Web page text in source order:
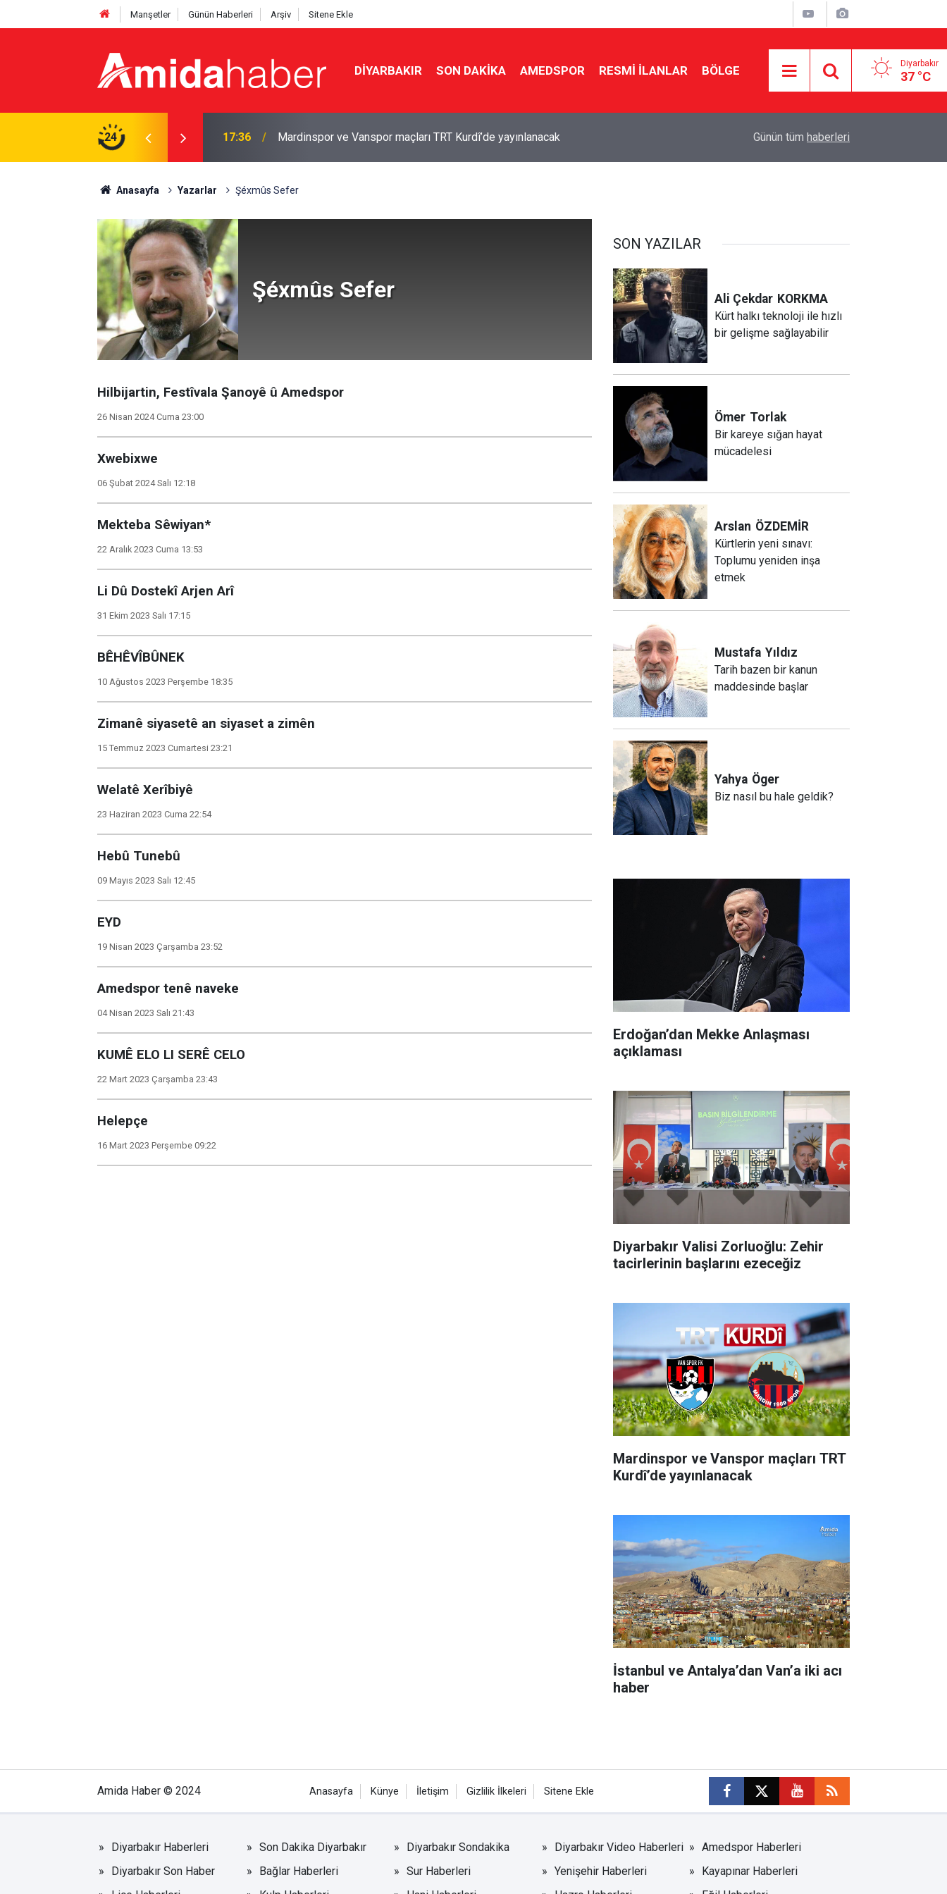
Manşetler Günün Haberleri Arşiv Sitene Ekle
DIYARBAKIR SON DAKIKA AMEDSPOR RESMI İLANLAR BÖLGE Diyarbakır
37 °C
24
başlarını ezeceğiz 17:36 Mardinspor ve Vanspor maçları TRT Kurdî’de yayınlanacak İstanbul ve Antalya’dan Van’a iki acı haber
Günün tüm haberleri
Anasayfa Yazarlar Şéxmûs Sefer
Şéxmûs Sefer
Hilbijartin, Festîvala Şanoyê û Amedspor
26 Nisan 2024 Cuma 23:00
Xwebixwe
06 Şubat 2024 Salı 12:18
Mekteba Sêwiyan*
22 Aralık 2023 Cuma 13:53
Li Dû Dostekî Arjen Arî
31 Ekim 2023 Salı 17:15
BÊHÊVÎBÛNEK
10 Ağustos 2023 Perşembe 18:35
Zimanê siyasetê an siyaset a zimên
15 Temmuz 2023 Cumartesi 23:21
Welatê Xerîbiyê
23 Haziran 2023 Cuma 22:54
Hebû Tunebû
09 Mayıs 2023 Salı 12:45
EYD
19 Nisan 2023 Çarşamba 23:52
Amedspor tenê naveke
04 Nisan 2023 Salı 21:43
KUMÊ ELO LI SERÊ CELO
22 Mart 2023 Çarşamba 23:43
Helepçe
16 Mart 2023 Perşembe 09:22
SON YAZILAR
Ali Çekdar KORKMA
Kürt halkı teknoloji ile hızlı
bir gelişme sağlayabilir
Ömer Torlak
Bir kareye sığan hayat
mücadelesi
Arslan ÖZDEMİR
Kürtlerin yeni sınavı:
Toplumu yeniden inşa
etmek
Mustafa Yıldız
Tarih bazen bir kanun
maddesinde başlar
Yahya Öger
Biz nasıl bu hale geldik?
Erdoğan’dan Mekke Anlaşması
açıklaması
Diyarbakır Valisi Zorluoğlu: Zehir
tacirlerinin başlarını ezeceğiz
Mardinspor ve Vanspor maçları TRT
Kurdî’de yayınlanacak
İstanbul ve Antalya’dan Van’a iki acı
haber
Amida Haber © 2024 Anasayfa Künye İletişim Gizlilik İlkeleri Sitene Ekle
Diyarbakır Haberleri Son Dakika Diyarbakır Diyarbakır Sondakika Diyarbakır Video Haberleri
Amedspor Haberleri
Diyarbakır Son Haber
Bağlar Haberleri Sur Haberleri Yenişehir Haberleri
Kayapınar Haberleri